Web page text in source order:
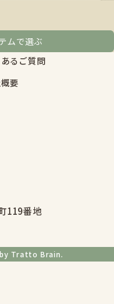
119番地
ムで選ぶ
るご質問
要
Tratto Brain.